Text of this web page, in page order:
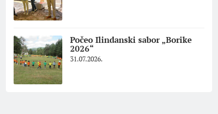
Počeo Ilindanski sabor „Borike
2026“
31.07.2026.